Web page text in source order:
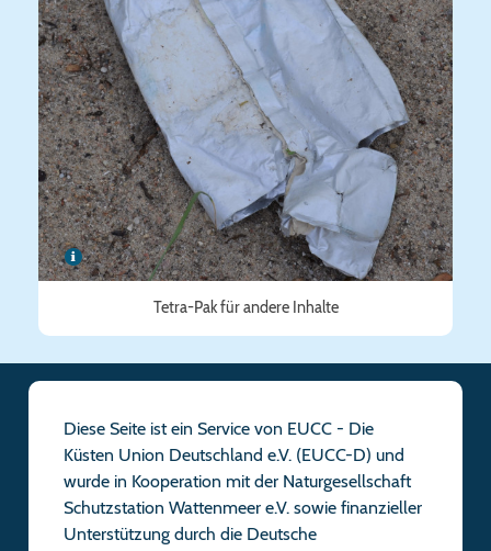
Tetra-Pak für andere Inhalte
Diese Seite ist ein Service von EUCC - Die
Küsten Union Deutschland e.V. (EUCC-D) und
wurde in Kooperation mit der Naturgesellschaft
Schutzstation Wattenmeer e.V. sowie finanzieller
Unterstützung durch die Deutsche